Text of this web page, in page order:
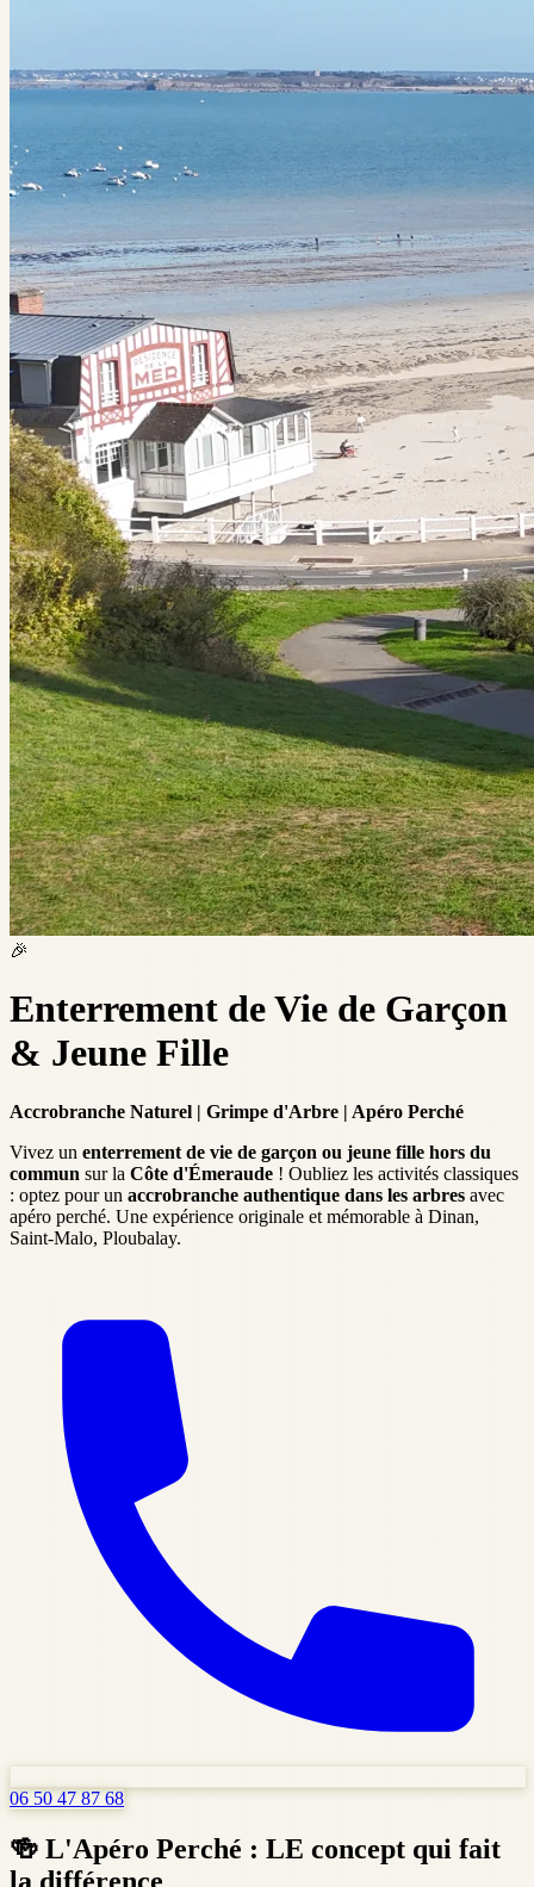
🎉
Enterrement de Vie de Garçon
& Jeune Fille
Accrobranche Naturel | Grimpe d'Arbre | Apéro Perché
Vivez un enterrement de vie de garçon ou jeune fille hors du
commun sur la Côte d'Émeraude ! Oubliez les activités classiques
: optez pour un accrobranche authentique dans les arbres avec
apéro perché. Une expérience originale et mémorable à Dinan,
Saint-Malo, Ploubalay.
06 50 47 87 68
🍻 L'Apéro Perché : LE concept qui fait
la différence